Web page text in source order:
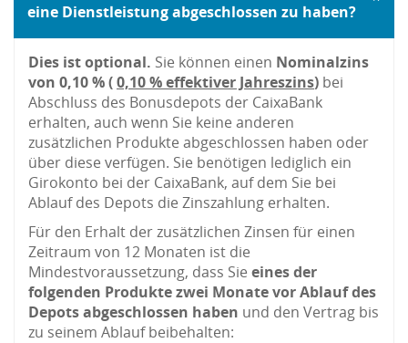
eine Dienstleistung abgeschlossen zu haben?
Dies ist optional. Sie können einen Nominalzins
von 0,10 % (0,10 % effektiver Jahreszins) bei
Abschluss des Bonusdepots der CaixaBank
erhalten, auch wenn Sie keine anderen
zusätzlichen Produkte abgeschlossen haben oder
über diese verfügen. Sie benötigen lediglich ein
Girokonto bei der CaixaBank, auf dem Sie bei
Ablauf des Depots die Zinszahlung erhalten.
Für den Erhalt der zusätzlichen Zinsen für einen
Zeitraum von 12 Monaten ist die
Mindestvoraussetzung, dass Sie eines der
folgenden Produkte zwei Monate vor Ablauf des
Depots abgeschlossen haben und den Vertrag bis
zu seinem Ablauf beibehalten: